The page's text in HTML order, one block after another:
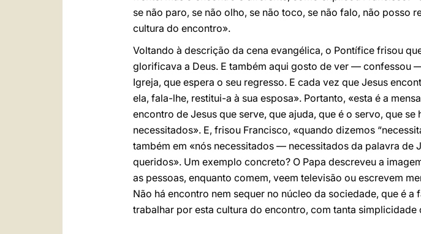
se não paro, se não olho, se não toco, se não falo, não posso
cultura do encontro».
Voltando à descrição da cena evangélica, o Pontífice frisou
glorificava a Deus. E também aqui gosto de ver — confessou
Igreja, que espera o seu regresso. E cada vez que Jesus
ela, fala-lhe, restitui-a à sua esposa». Portanto, «esta é a
encontro de Jesus que serve, que ajuda, que é o servo, que
necessitados». E, frisou Francisco, «quando dizemos
também em «nós necessitados — necessitados da palavra de
queridos». Um exemplo concreto? O Papa descreveu a
as pessoas, enquanto comem, veem televisão ou escrevem
Não há encontro nem sequer no núcleo da sociedade, que é
trabalhar por esta cultura do encontro, com tanta simplicidade